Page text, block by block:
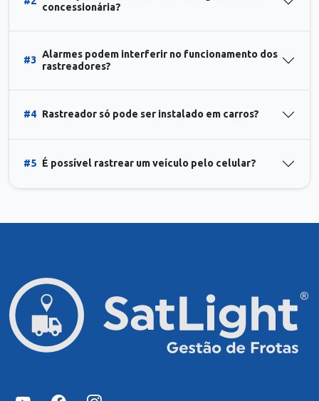
concessionária?
#3
Alarmes podem interferir no funcionamento dos
rastreadores?
#4 Rastreador só pode ser instalado em carros?
#5 É possível rastrear um veículo pelo celular?